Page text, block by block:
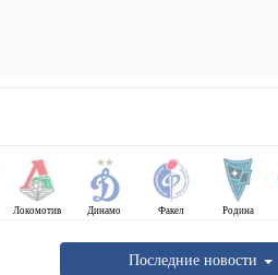
Локомотив Динамо Факел Родина
Последние новости